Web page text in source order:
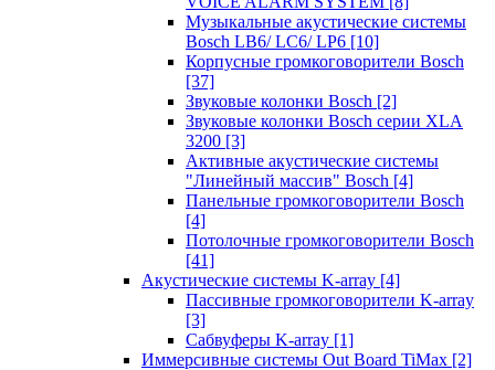
Музыкальные акустические системы
Bosch LB6/ LC6/ LP6 [10]
Корпусные громкоговорители Bosch
[37]
Звуковые колонки Bosch [2]
Звуковые колонки Bosch серии XLA
3200 [3]
Активные акустические системы
"Линейный массив" Bosch [4]
Панельные громкоговорители Bosch
[4]
Потолочные громкоговорители Bosch
[41]
Акустические системы K-array [4]
Пассивные громкоговорители K-array
[3]
Сабвуферы K-array [1]
Иммерсивные системы Out Board TiMax [2]